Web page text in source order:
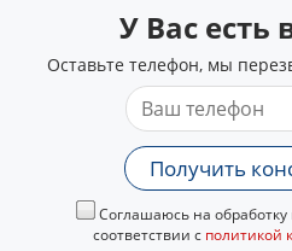
У Вас есть
Оставьте телефон, мы
Получить
Соглашаюсь на
соответствии с политикой